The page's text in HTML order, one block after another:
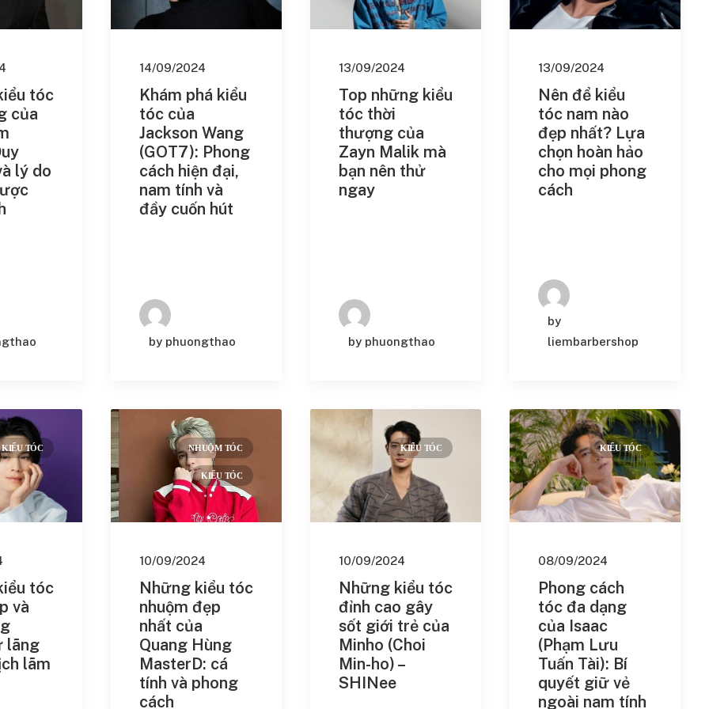
Để Đi Dạo
Uốn
Vẻ Đẹp
Hiện Đại
Cut
Quốc
người bận
gọn
tóc
của
lý do
14/09/2024
Khám phá kiểu
tóc của
Jackson Wang
(GOT7): Phong
cách hiện đại,
nam tính và
đầy cuốn hút
by phuongthao
13/09/2024
Top những kiểu
tóc thời
thượng của
Zayn Malik mà
bạn nên thử
ngay
by phuongthao
13/09/2024
Nên để kiểu
tóc nam nào
đẹp nhất? Lựa
chọn hoàn hảo
cho mọi phong
cách
by
liembarbershop
KIỂU TÓC
tóc
và
lãng
lãm
NHUỘM TÓC
KIỂU TÓC
10/09/2024
Những kiểu tóc
nhuộm đẹp
nhất của
Quang Hùng
MasterD: cá
tính và phong
cách
KIỂU TÓC
10/09/2024
Những kiểu tóc
đỉnh cao gây
sốt giới trẻ của
Minho (Choi
Min-ho) –
SHINee
KIỂU TÓC
08/09/2024
Phong cách
tóc đa dạng
của Isaac
(Phạm Lưu
Tuấn Tài): Bí
quyết giữ vẻ
ngoài nam tính